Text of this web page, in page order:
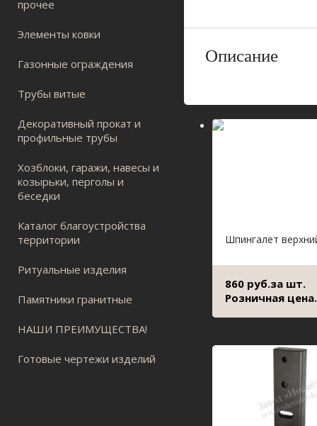
прочее
Элементы ковки
Газонные ограждения
Трубы витые
Декоративный прокат и
профильные трубы
Хозблоки, гаражи, навесы и
козырьки, перголы и
беседки
Каталог благоустройства
территории
Ритуальные изделия
Памятники гранитные
НАШИ ПРЕИМУЩЕСТВА!
Готовые чертежи изделий
Описание
Шпингалет
860 руб.за шт.
Розничная цена.